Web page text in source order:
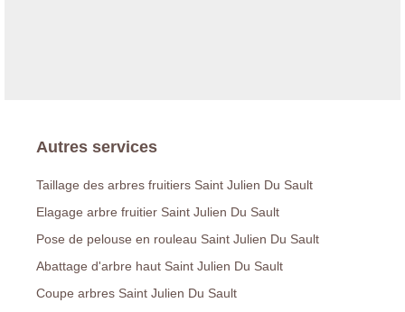
Autres services
Taillage des arbres fruitiers Saint Julien Du Sault
Elagage arbre fruitier Saint Julien Du Sault
Pose de pelouse en rouleau Saint Julien Du Sault
Abattage d'arbre haut Saint Julien Du Sault
Coupe arbres Saint Julien Du Sault